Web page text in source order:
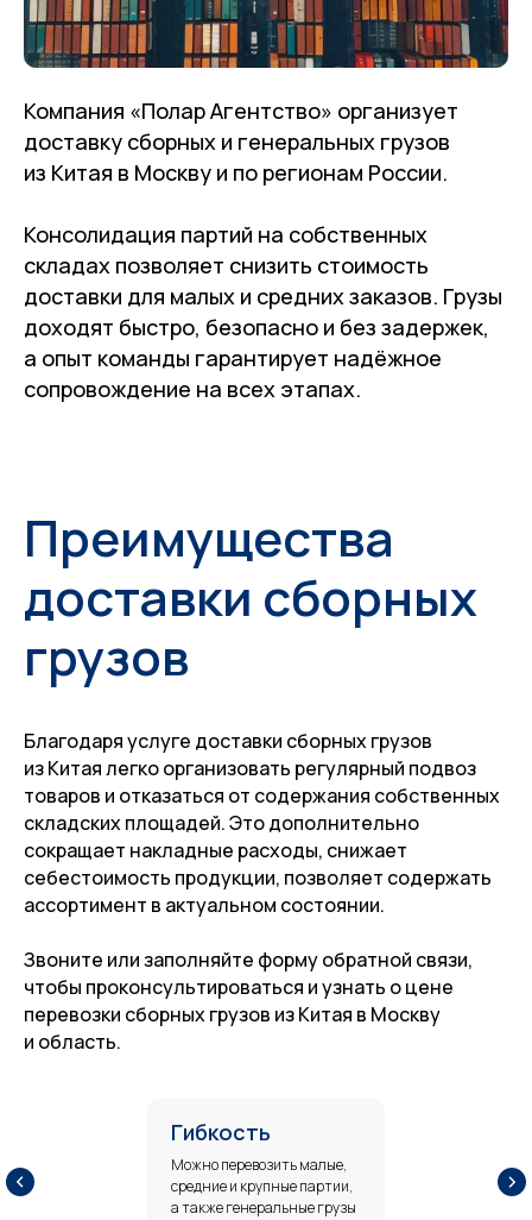
Компания «Полар Агентство» организует
доставку сборных и генеральных грузов
из Китая в Москву и по регионам России.
Консолидация партий на собственных
складах позволяет снизить стоимость
доставки для малых и средних заказов. Грузы
доходят быстро, безопасно и без задержек,
а опыт команды гарантирует надёжное
сопровождение на всех этапах.
Преимущества
доставки сборных
грузов
Благодаря услуге доставки сборных грузов
из Китая легко организовать регулярный подвоз
товаров и отказаться от содержания собственных
складских площадей. Это дополнительно
сокращает накладные расходы, снижает
себестоимость продукции, позволяет содержать
ассортимент в актуальном состоянии.
Звоните или заполняйте форму обратной связи,
чтобы проконсультироваться и узнать о цене
перевозки сборных грузов из Китая в Москву
и область.
Гибкость
Можно перевозить малые,
средние и крупные партии,
а также генеральные грузы